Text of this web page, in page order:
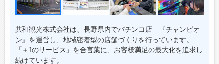
共和観光株式会社は、長野県内でパチンコ店 『チャンピオ
ン』を運営し、地域密着型の店舗づくりを行っています。
「＋1のサービス」を合言葉に、お客様満足の最大化を追求し
続けています。